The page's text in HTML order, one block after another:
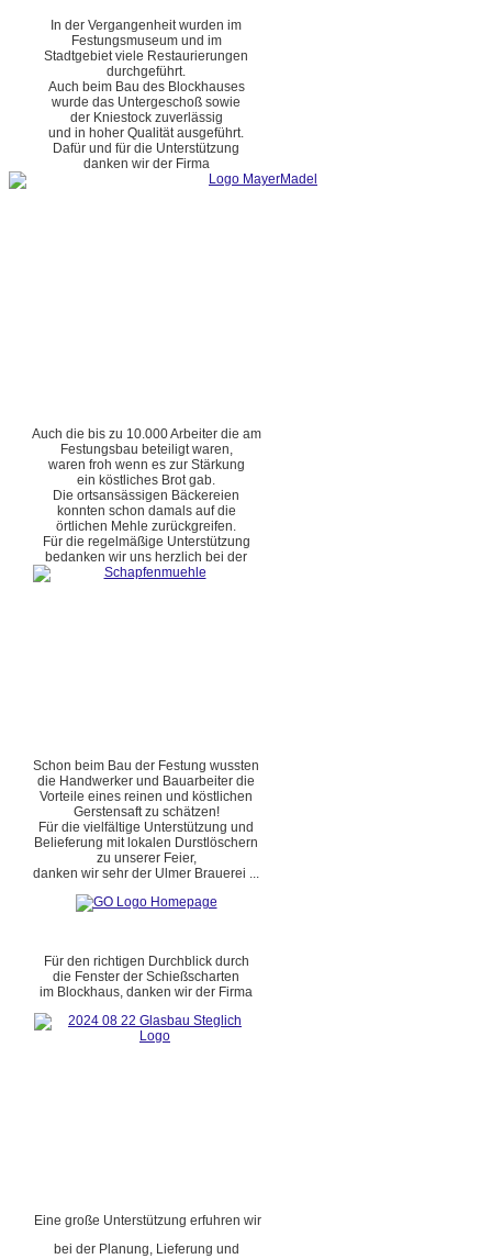
In der Vergangenheit wurden im
Festungsmuseum und im
Stadtgebiet viele Restaurierungen
durchgeführt.
Auch beim Bau des Blockhauses
wurde das Untergeschoß sowie
der Kniestock zuverlässig
und in hoher Qualität ausgeführt.
Dafür und für die Unterstützung
danken wir der Firma
Auch die bis zu 10.000 Arbeiter die am
Festungsbau beteiligt waren,
waren froh wenn es zur Stärkung
ein köstliches Brot gab.
Die ortsansässigen Bäckereien
konnten schon damals auf die
örtlichen Mehle zurückgreifen.
Für die regelmäßige Unterstützung
bedanken wir uns herzlich bei der
Schon beim Bau der Festung wussten
die Handwerker und Bauarbeiter die
Vorteile eines reinen und köstlichen
Gerstensaft zu schätzen!
Für die vielfältige Unterstützung und
Belieferung mit lokalen Durstlöschern
zu unserer Feier,
danken wir sehr der Ulmer Brauerei ...
Für den richtigen Durchblick durch
die Fenster der Schießscharten
im Blockhaus, danken wir der Firma
Eine große Unterstützung erfuhren wir
bei der Planung, Lieferung und